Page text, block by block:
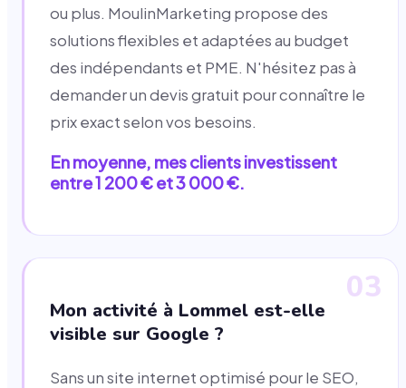
ou plus. MoulinMarketing propose des
solutions flexibles et adaptées au budget
des indépendants et PME. N'hésitez pas à
demander un devis gratuit pour connaître le
prix exact selon vos besoins.
En moyenne, mes clients investissent
entre 1 200 € et 3 000 €.
03
Mon activité à Lommel est-elle
visible sur Google ?
Sans un site internet optimisé pour le SEO,